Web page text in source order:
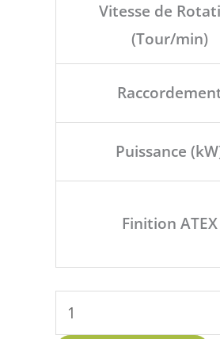
Vitesse de
(Tour/min)
Puissance
Finition ATEX
Plastique